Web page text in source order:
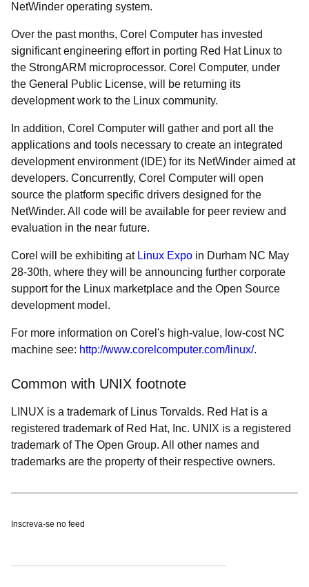
NetWinder operating system.
Over the past months, Corel Computer has invested
significant engineering effort in porting Red Hat Linux to
the StrongARM microprocessor. Corel Computer, under
the General Public License, will be returning its
development work to the Linux community.
In addition, Corel Computer will gather and port all the
applications and tools necessary to create an integrated
development environment (IDE) for its NetWinder aimed at
developers. Concurrently, Corel Computer will open
source the platform specific drivers designed for the
NetWinder. All code will be available for peer review and
evaluation in the near future.
Corel will be exhibiting at Linux Expo in Durham NC May
28-30th, where they will be announcing further corporate
support for the Linux marketplace and the Open Source
development model.
For more information on Corel's high-value, low-cost NC
machine see: http://www.corelcomputer.com/linux/.
Common with UNIX footnote
LINUX is a trademark of Linus Torvalds. Red Hat is a
registered trademark of Red Hat, Inc. UNIX is a registered
trademark of The Open Group. All other names and
trademarks are the property of their respective owners.
Inscreva-se no feed